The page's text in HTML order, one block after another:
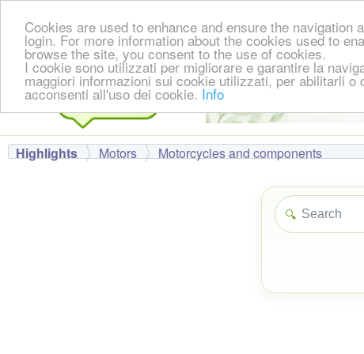
Cookies are used to enhance and ensure the
login. For more information about the cookies used to
browse the site, you consent to the use of cookies.
I cookie sono utilizzati per migliorare e garantire la
maggiori informazioni sui cookie utilizzati, per abilitarli
acconsenti all'uso dei cookie. Info
Highlights Motors Motorcycles and components
🔍